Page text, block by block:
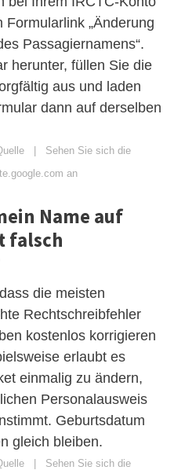
„Änderung
Passagiernamens“.
herunter, füllen Sie die
aus und laden
dann auf derselben
| Sehen Sie sich die
an
Name auf
falsch
die meisten
Rechtschreibfehler
kostenlos korrigieren
erlaubt es
einmalig zu ändern,
Personalausweis
Geburtsdatum
gleich bleiben.
| Sehen Sie sich die